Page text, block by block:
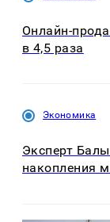
Онлайн-
в 4,5 раза
Экономика
Эксперт
накопления